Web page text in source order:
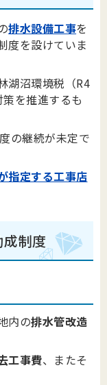
排水設備工事を
度を設けていま
湖沼環境税（R4
を推進するも
の継続が未定で
指定する工事店
制度
内の排水管改造
工事費、またそ